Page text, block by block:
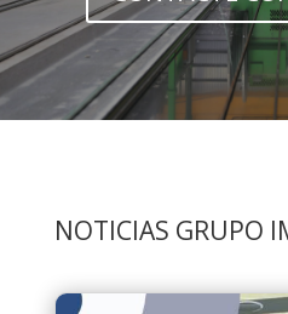
NOTICIAS GRUPO